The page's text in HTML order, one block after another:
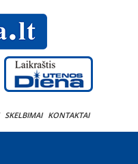
SKELBIMAI KONTAKTAI